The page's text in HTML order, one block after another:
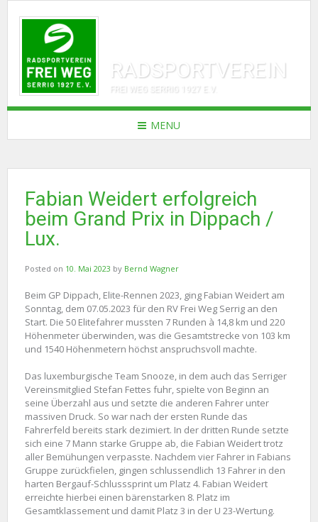
RADSPORTVEREIN
FREI WEG SERRIG 1927 E.V.
MENU
Fabian Weidert erfolgreich
beim Grand Prix in Dippach /
Lux.
Posted on 10. Mai 2023 by Bernd Wagner
Beim GP Dippach, Elite-Rennen 2023, ging Fabian Weidert am
Sonntag, dem 07.05.2023 für den RV Frei Weg Serrig an den
Start. Die 50 Elitefahrer mussten 7 Runden à 14,8 km und 220
Höhenmeter überwinden, was die Gesamtstrecke von 103 km
und 1540 Höhenmetern höchst anspruchsvoll machte.
Das luxemburgische Team Snooze, in dem auch das Serriger
Vereinsmitglied Stefan Fettes fuhr, spielte von Beginn an
seine Überzahl aus und setzte die anderen Fahrer unter
massiven Druck. So war nach der ersten Runde das
Fahrerfeld bereits stark dezimiert. In der dritten Runde setzte
sich eine 7 Mann starke Gruppe ab, die Fabian Weidert trotz
aller Bemühungen verpasste. Nachdem vier Fahrer in Fabians
Gruppe zurückfielen, gingen schlussendlich 13 Fahrer in den
harten Bergauf-Schlusssprint um Platz 4. Fabian Weidert
erreichte hierbei einen bärenstarken 8. Platz im
Gesamtklassement und damit Platz 3 in der U 23-Wertung.